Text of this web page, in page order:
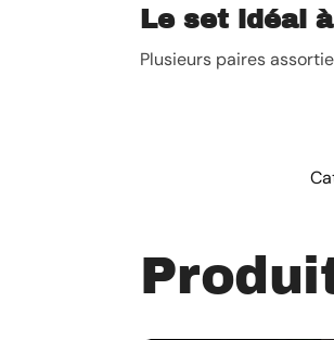
Le set idéal
Plusieurs paires